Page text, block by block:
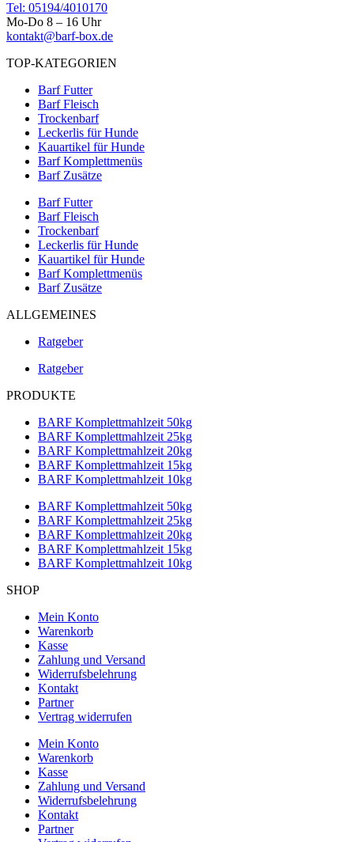
Tel: 05194/4010170
Mo-Do 8 – 16 Uhr
kontakt@barf-box.de
TOP-KATEGORIEN
Barf Futter
Barf Fleisch
Trockenbarf
Leckerlis für Hunde
Kauartikel für Hunde
Barf Komplettmenüs
Barf Zusätze
Barf Futter
Barf Fleisch
Trockenbarf
Leckerlis für Hunde
Kauartikel für Hunde
Barf Komplettmenüs
Barf Zusätze
ALLGEMEINES
Ratgeber
Ratgeber
PRODUKTE
BARF Komplettmahlzeit 50kg
BARF Komplettmahlzeit 25kg
BARF Komplettmahlzeit 20kg
BARF Komplettmahlzeit 15kg
BARF Komplettmahlzeit 10kg
BARF Komplettmahlzeit 50kg
BARF Komplettmahlzeit 25kg
BARF Komplettmahlzeit 20kg
BARF Komplettmahlzeit 15kg
BARF Komplettmahlzeit 10kg
SHOP
Mein Konto
Warenkorb
Kasse
Zahlung und Versand
Widerrufsbelehrung
Kontakt
Partner
Vertrag widerrufen
Mein Konto
Warenkorb
Kasse
Zahlung und Versand
Widerrufsbelehrung
Kontakt
Partner